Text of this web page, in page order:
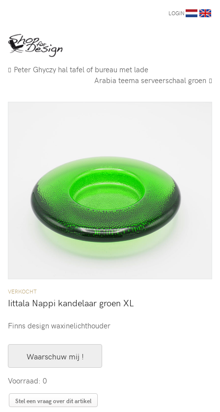
LOGIN
Peter Ghyczy hal tafel of bureau met lade
Arabia teema serveerschaal groen
VERKOCHT
Iittala Nappi kandelaar groen XL
Finns design waxinelichthouder
Waarschuw mij !
Voorraad: 0
Stel een vraag over dit artikel